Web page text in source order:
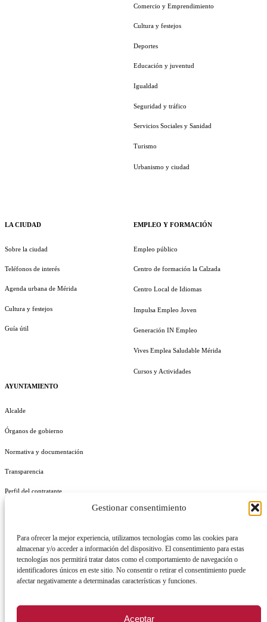
Gestionar consentimiento
Para ofrecer la mejor experiencia, utilizamos tecnologías como las cookies para
almacenar y/o acceder a información del dispositivo. El consentimiento para estas
tecnologías nos permitirá tratar datos como el comportamiento de navegación o
identificadores únicos en este sitio. No consentir o retirar el consentimiento puede
afectar negativamente a determinadas características y funciones.
Aceptar
LA CIUDAD
Sobre la ciudad
Teléfonos de interés
Agenda urbana de Mérida
Cultura y festejos
Guía útil
AYUNTAMIENTO
Alcalde
Órganos de gobierno
Normativa y documentación
Transparencia
Perfil del contratante
Comercio y Emprendimiento
Cultura y festejos
Deportes
Educación y juventud
Igualdad
Seguridad y tráfico
Servicios Sociales y Sanidad
Turismo
Urbanismo y ciudad
EMPLEO Y FORMACIÓN
Empleo público
Centro de formación la Calzada
Centro Local de Idiomas
Impulsa Empleo Joven
Generación IN Empleo
Vives Emplea Saludable Mérida
Cursos y Actividades